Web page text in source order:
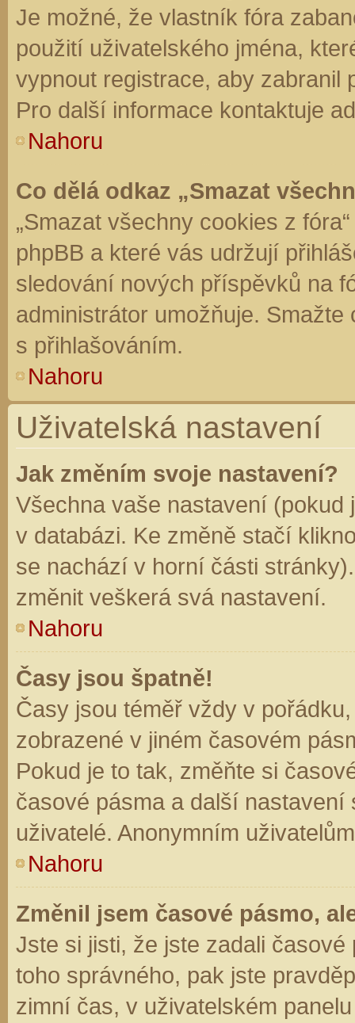
Je možné, že vlastník fóra
použití uživatelského jména,
vypnout registrace, aby zabranil
Pro další informace kontaktuje
Nahoru
Co dělá odkaz „Smazat
„Smazat všechny cookies z
phpBB a které vás udržují
sledování nových příspěvků na
administrátor umožňuje.
s přihlašováním.
Nahoru
Uživatelská nastavení
Jak změním svoje nastavení?
Všechna vaše nastavení (pokud
v databázi. Ke změně stačí
se nachází v horní části
změnit veškerá svá nastavení.
Nahoru
Časy jsou špatně!
Časy jsou téměř vždy v
zobrazené v jiném časovém
Pokud je to tak, změňte si
časové pásma a další
uživatelé. Anonymním
Nahoru
Změnil jsem časové pásmo,
Jste si jisti, že jste zadali
toho správného, pak jste
zimní čas, v uživatelském